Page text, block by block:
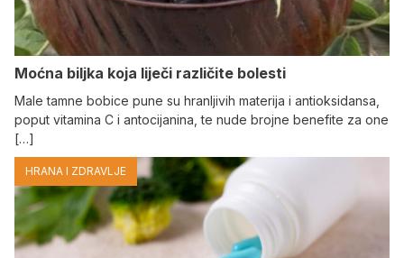
Moćna biljka koja liječi različite bolesti
Male tamne bobice pune su hranljivih materija i antioksidansa,
poput vitamina C i antocijanina, te nude brojne benefite za one
[…]
HRANA I ZDRAVLJE